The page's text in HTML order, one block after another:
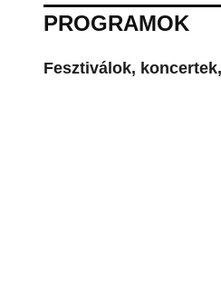
PROGRAMOK
Fesztiválok,